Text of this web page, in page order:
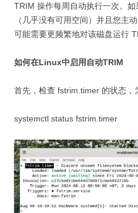
TRIM 操作每周自动执行一次。
（几乎没有可用空间）并且您主
可能需要更频繁地对该磁盘运行
如何在Linux中启用自动TRIM
首先，检查 fstrim.timer 的状态，
systemctl status fstrim.timer